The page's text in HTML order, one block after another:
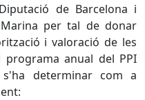
de Barcelona i
per tal de donar
i valoració de les
programa anual del PPI
determinar com a